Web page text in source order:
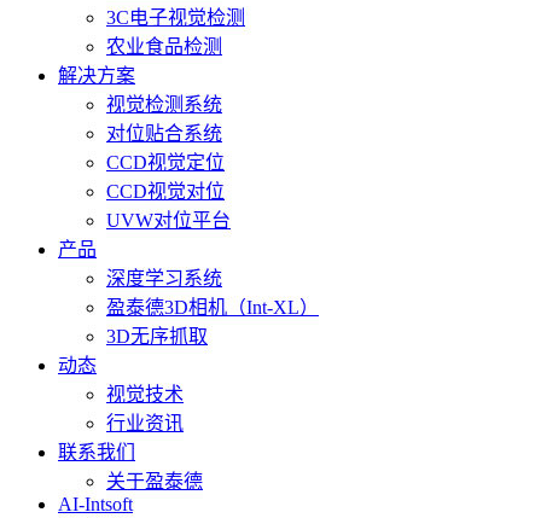
3C电子视觉检测
农业食品检测
解决方案
视觉检测系统
对位贴合系统
CCD视觉定位
CCD视觉对位
UVW对位平台
产品
深度学习系统
盈泰德3D相机（Int-XL）
3D无序抓取
动态
视觉技术
行业资讯
联系我们
关于盈泰德
AI-Intsoft